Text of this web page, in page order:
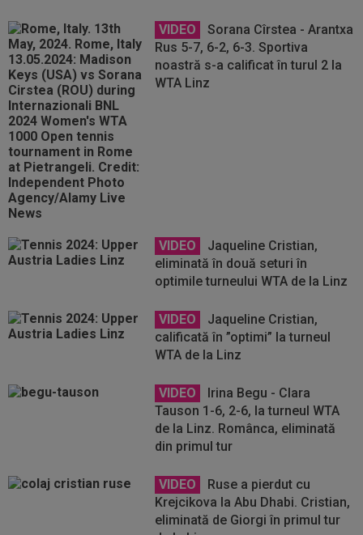
VIDEO
Sorana Cîrstea - Arantxa
Rus 5-7, 6-2, 6-3. Sportiva
noastră s-a calificat în turul 2 la
WTA Linz
VIDEO
Jaqueline Cristian,
eliminată în două seturi în
optimile turneului WTA de la Linz
VIDEO
Jaqueline Cristian,
calificată în ”optimi” la turneul
WTA de la Linz
VIDEO
Irina Begu - Clara
Tauson 1-6, 2-6, la turneul WTA
de la Linz. Românca, eliminată
din primul tur
VIDEO
Ruse a pierdut cu
Krejcikova la Abu Dhabi. Cristian,
eliminată de Giorgi în primul tur